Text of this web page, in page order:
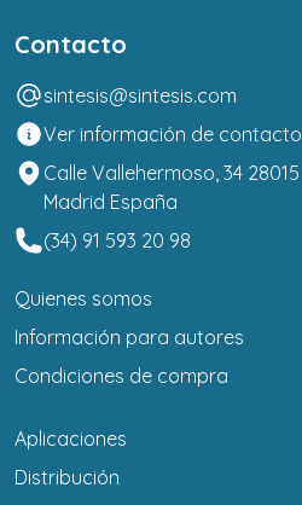
Contacto
sintesis@sintesis.com
Ver información de contacto
Calle Vallehermoso, 34 28015
Madrid España
(34) 91 593 20 98
Quienes somos
Información para autores
Condiciones de compra
Aplicaciones
Distribución